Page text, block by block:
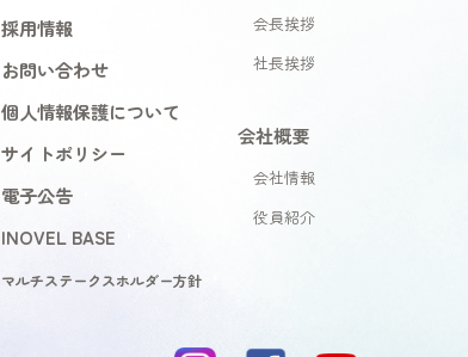
採用情報
お問い合わせ
個人情報保護について
サイトポリシー
電子公告
INOVEL BASE
マルチステークスホルダー方針
会長挨拶
社長挨拶
会社概要
会社情報
役員紹介